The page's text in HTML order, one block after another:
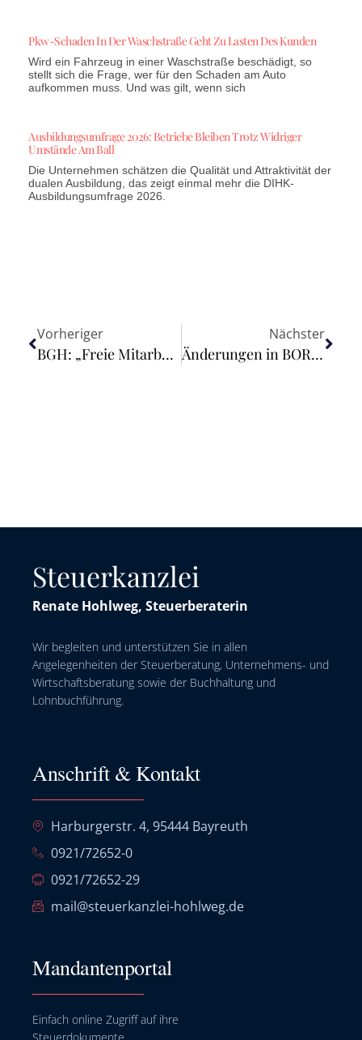
Pkw-Schaden In Der Waschstraße Geht Zu Lasten Des Kunden
Wird ein Fahrzeug in einer Waschstraße beschädigt, so
stellt sich die Frage, wer für den Schaden am Auto
aufkommen muss. Und was gilt, wenn sich
Ausbildungsumfrage 2026: Betriebe Bleiben Trotz Widriger
Umstände Am Ball
Die Unternehmen schätzen die Qualität und Attraktivität der
dualen Ausbildung, das zeigt einmal mehr die DIHK-
Ausbildungsumfrage 2026.
Vorheriger
BGH: „Freie Mitarbeit“ in Kanzlei als Scheinselbstständigkeit
Nächster
Änderungen in BORA und FAO treten am 01.06.2023 in Kraft
Steuerkanzlei
Renate Hohlweg, Steuerberaterin
Wir begleiten und unterstützen Sie in allen
Angelegenheiten der Steuerberatung, Unternehmens- und
Wirtschaftsberatung sowie der Buchhaltung und
Lohnbuchführung.
Anschrift & Kontakt
Harburgerstr. 4, 95444 Bayreuth
0921/72652-0
0921/72652-29
mail@steuerkanzlei-hohlweg.de
Mandantenportal
Einfach online Zugriff auf ihre